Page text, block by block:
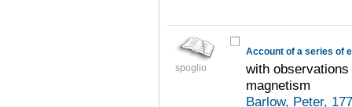
spoglio
Account of a series of
with
magnetism
Barlow, Peter,